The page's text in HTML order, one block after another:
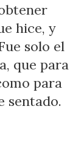
hice, y
solo el
que para
para
sentado.